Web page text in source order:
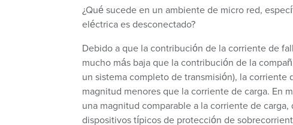
¿Qué sucede en un ambiente de micro red,
eléctrica es desconectado?
Debido a que la contribución de la corriente de
mucho más baja que la contribución de la
un sistema completo de transmisión), la
magnitud menores que la corriente de carga. En
una magnitud comparable a la corriente de
dispositivos típicos de protección de